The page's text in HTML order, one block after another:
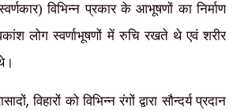
विभिन्न प्रकार के आभूषणों का निर्माण
लोग स्वर्णाभूषणों में रुचि रखते थे एवं शरीर
,विहारों को विभिन्न रंगों द्वारा सौन्दर्य प्रदान